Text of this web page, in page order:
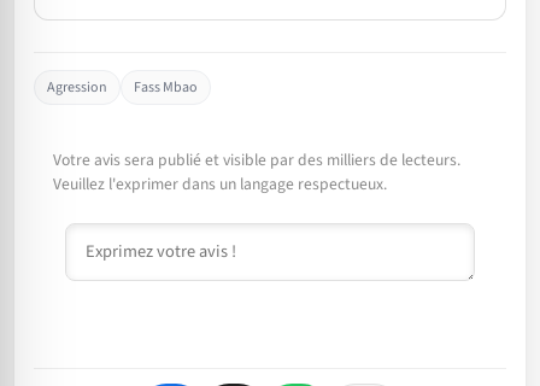
Agression Fass Mbao
Votre avis sera publié et visible par des milliers de lecteurs.
Veuillez l'exprimer dans un langage respectueux.
Commentaire